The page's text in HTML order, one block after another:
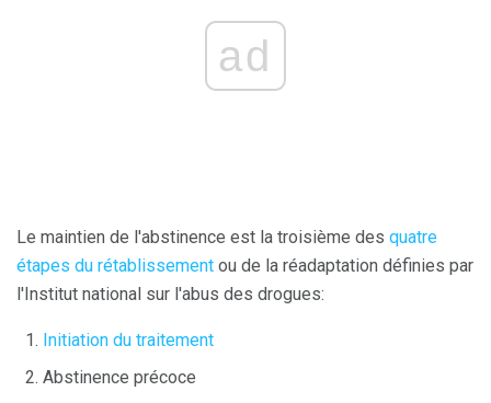
ad
Le maintien de l'abstinence est la troisième des quatre
étapes du rétablissement ou de la réadaptation définies par
l'Institut national sur l'abus des drogues:
Initiation du traitement
Abstinence précoce